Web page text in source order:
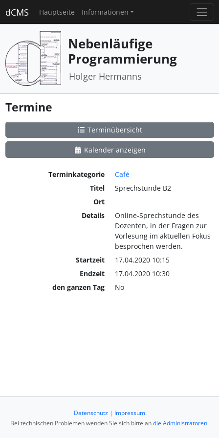
dCMS Hauptseite Informationen
Nebenläufige
Programmierung
Holger Hermanns
Termine
Terminübersicht
Kalender anzeigen
Terminkategorie
Café
Titel
Sprechstunde B2
Ort
Details
Online-Sprechstunde des
Dozenten, in der Fragen zur
Vorlesung im aktuellen Fokus
besprochen werden.
Startzeit
17.04.2020 10:15
Endzeit
17.04.2020 10:30
den ganzen Tag
No
Datenschutz | Impressum
Bei technischen Problemen wenden Sie sich bitte andie Administratoren.